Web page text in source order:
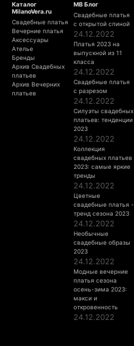
Каталог
MilanoVera.ru
Свадебные платья
Вечерние платья
Аксессуары
Ателье
Бренды
Архив Свадебных
платьев
Архив Вечерних
платьев
МВ Блог
Свадебные платья
с открытой спиной
24.12.2022
Платья 2023 на
выпускной из 11
класса
24.12.2022
Свадебные платья
с разрезом
24.12.2022
Силуэты свадебных
платьев: тенденции
2023
24.12.2022
Коллекция
свадебных платьев
2023: самые яркие
тренды
24.12.2022
Цветные
свадебные платья -
тренд сезона 2023
24.12.2022
Необычные
свадебные образы
2023
24.12.2022
Модные вечерние
платья сезона
осень-зима 2023:
макси и
откровенность
24.12.2022